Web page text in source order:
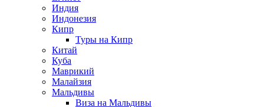
Индия
Индонезия
Кипр
Туры на Кипр
Китай
Куба
Маврикий
Малайзия
Мальдивы
Виза на Мальдивы